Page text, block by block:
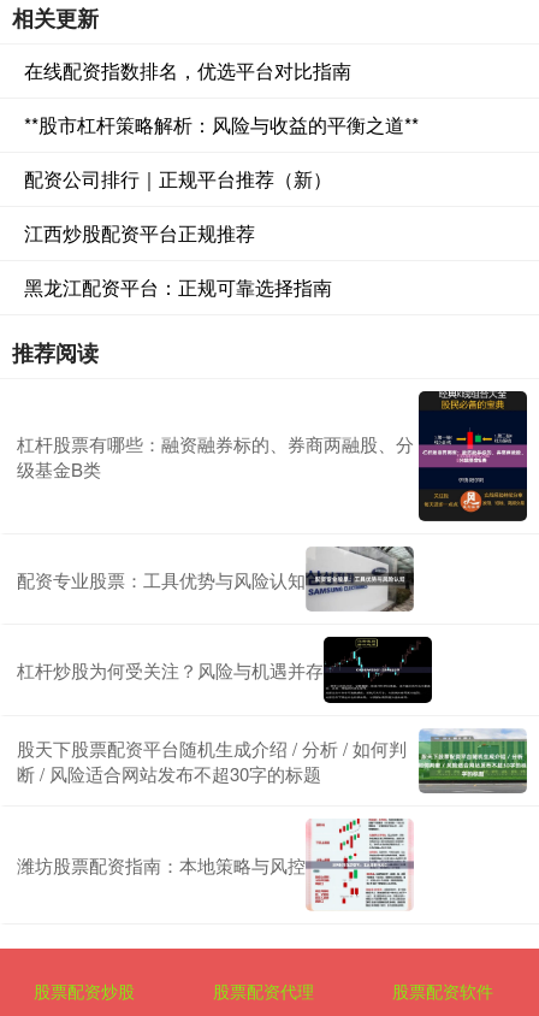
相关更新
在线配资指数排名，优选平台对比指南
**股市杠杆策略解析：风险与收益的平衡之道**
配资公司排行｜正规平台推荐（新）
江西炒股配资平台正规推荐
黑龙江配资平台：正规可靠选择指南
推荐阅读
杠杆股票有哪些：融资融券标的、券商两融股、分
级基金B类
配资专业股票：工具优势与风险认知
杠杆炒股为何受关注？风险与机遇并存
股天下股票配资平台随机生成介绍 / 分析 / 如何判
断 / 风险适合网站发布不超30字的标题
潍坊股票配资指南：本地策略与风控
股票配资炒股 股票配资代理 股票配资软件